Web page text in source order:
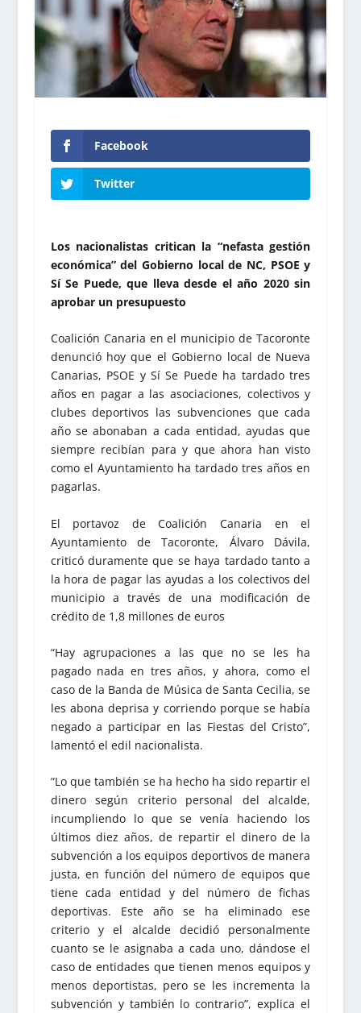
Facebook
Twitter
Los nacionalistas critican la “nefasta gestión
económica” del Gobierno local de NC, PSOE y
Sí Se Puede, que lleva desde el año 2020 sin
aprobar un presupuesto
Coalición Canaria en el municipio de Tacoronte
denunció hoy que el Gobierno local de Nueva
Canarias, PSOE y Sí Se Puede ha tardado tres
años en pagar a las asociaciones, colectivos y
clubes deportivos las subvenciones que cada
año se abonaban a cada entidad, ayudas que
siempre recibían para y que ahora han visto
como el Ayuntamiento ha tardado tres años en
pagarlas.
El portavoz de Coalición Canaria en el
Ayuntamiento de Tacoronte, Álvaro Dávila,
criticó duramente que se haya tardado tanto a
la hora de pagar las ayudas a los colectivos del
municipio a través de una modificación de
crédito de 1,8 millones de euros
“Hay agrupaciones a las que no se les ha
pagado nada en tres años, y ahora, como el
caso de la Banda de Música de Santa Cecilia, se
les abona deprisa y corriendo porque se había
negado a participar en las Fiestas del Cristo”,
lamentó el edil nacionalista.
“Lo que también se ha hecho ha sido repartir el
dinero según criterio personal del alcalde,
incumpliendo lo que se venía haciendo los
últimos diez años, de repartir el dinero de la
subvención a los equipos deportivos de manera
justa, en función del número de equipos que
tiene cada entidad y del número de fichas
deportivas. Este año se ha eliminado ese
criterio y el alcalde decidió personalmente
cuanto se le asignaba a cada uno, dándose el
caso de entidades que tienen menos equipos y
menos deportistas, pero se les incrementa la
subvención y también lo contrario”, explica el